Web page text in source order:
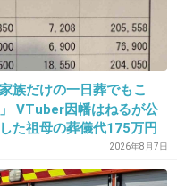
はぎが切れまし
と思ってた
家族だけの一日葬でもこ
VTuber因幡はねるが公
た祖母の葬儀代175万円
2026年8月7日